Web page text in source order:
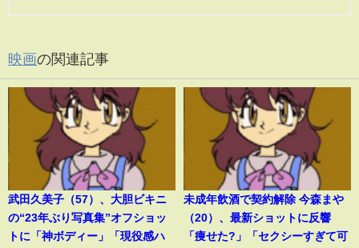
映画の関連記事
武田久美子（57）、大胆ビキニ
の“23年ぶり写真集”オフショッ
トに「神ボディー」「現役感ハ
未成年飲酒で契約解除 今森まや
（20）、最新ショットに反響
「痩せた?」「セクシーすぎて可